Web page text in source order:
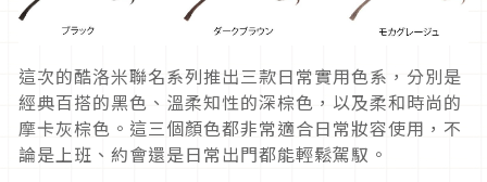
這次的酷洛米聯名系列推出三款日常實用色系，分別是
經典百搭的黑色、溫柔知性的深棕色，以及柔和時尚的
摩卡灰棕色。這三個顏色都非常適合日常妝容使用，不
論是上班、約會還是日常出門都能輕鬆駕馭。